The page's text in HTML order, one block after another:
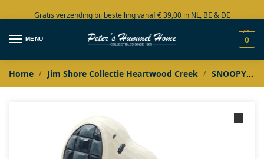
Gratis verzending bij bestelling vanaf € 39,00 in NL, BE & DE
Grote collectie in voorraad
MENU 0
Home / Jim Shore Collectie Heartwood Creek / SNOOPY